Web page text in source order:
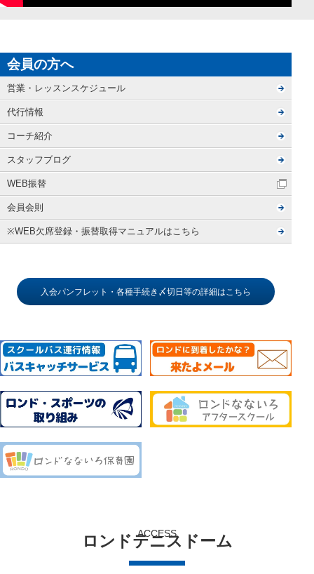
会員の方へ
営業・レッスンスケジュール
代行情報
コーチ紹介
スタッフブログ
WEB振替
会員会則
※WEB欠席登録・振替取得マニュアルはこちら
入会パンフレット・各種手続き〆切日等の詳細はこちら
ACCESS
ロンドテニスドーム